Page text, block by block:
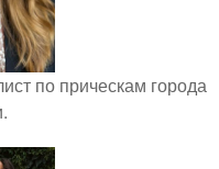
по прическам города